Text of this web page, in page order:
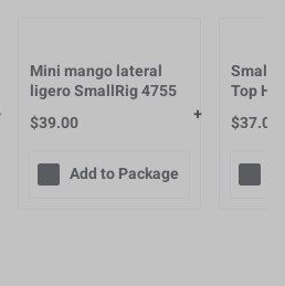
Mini mango lateral
ligero SmallRig 4755
$39.00
Add to Package
Top
3/8"-
for
$37.00